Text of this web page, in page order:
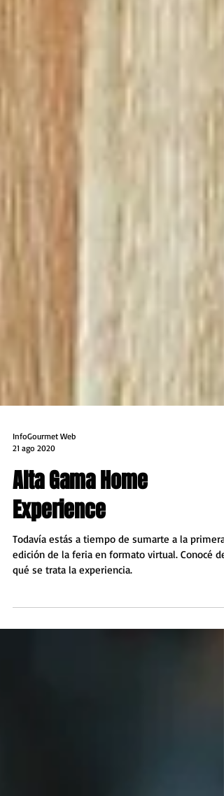
InfoGourmet Web
21 ago 2020
Alta Gama Home
Experience
Todavía estás a tiempo de sumarte a la primera